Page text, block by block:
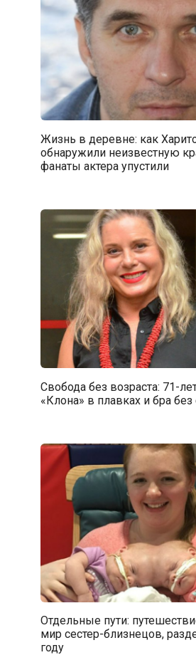
Жизнь в деревне: как
обнаружили неизвестную
фанаты актера упустили
Свобода без возраста: 71-
«Клона» в плавках и бра без
Отдельные пути:
мир сестер-близнецов,
году